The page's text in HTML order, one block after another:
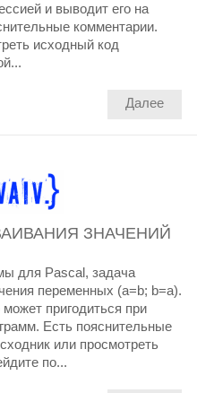
и выводит его на
комментарии.
исходный код
Далее
ЗНАЧЕНИЙ
для Pascal, задача
переменных (a=b; b=a).
пригодиться при
Есть пояснительные
или просмотреть
по...